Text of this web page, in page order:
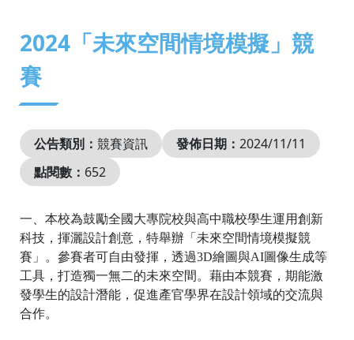
2024「未來空間情境模擬」競
賽
公告類別： 競賽資訊 發佈日期： 2024/11/11
點閱數： 652
一、本校為鼓勵全國大專院校與高中職校學生運用創新
科技，揮灑設計創意，特舉辦「未來空間情境模擬競
賽」。參賽者可自由發揮，透過3D繪圖與AI圖像生成等
工具，打造獨一無二的未來空間。藉由本競賽，期能激
發學生的設計潛能，促進產官學界在設計領域的交流與
合作。